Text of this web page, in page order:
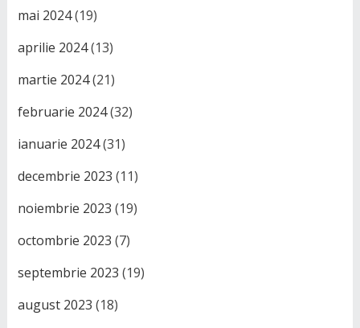
mai 2024(19)
aprilie 2024(13)
martie 2024(21)
februarie 2024(32)
ianuarie 2024(31)
decembrie 2023 (11)
noiembrie 2023 (19)
octombrie 2023 (7)
septembrie 2023 (19)
august 2023 (18)